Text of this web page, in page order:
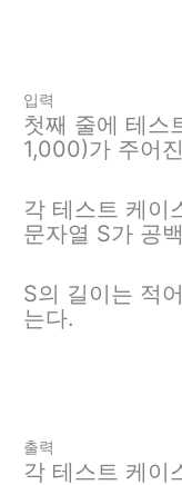
입력
첫째 줄에 테스
1,000)가 주어
각 테스트 케이
문자열 S가 공
S의 길이는 적
는다.
출력
각 테스트 케이